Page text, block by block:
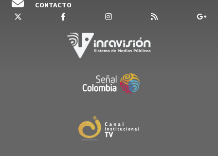
CONTACTO